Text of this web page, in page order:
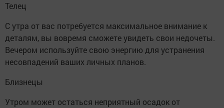
Телец
С утра от вас потребуется максимальное внимание к
деталям, вы вовремя сможете увидеть свои недочеты.
Вечером используйте свою энергию для устранения
несовпадений ваших личных планов.
Близнецы
Утром может остаться неприятный осадок от